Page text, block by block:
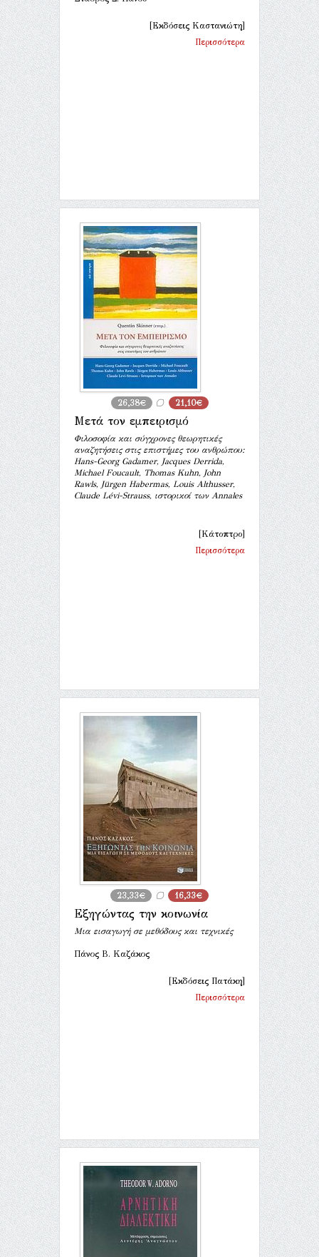
[Εκδόσεις Καστανιώτη]
Περισσότερα
26,38€ 21,10€
Μετά τον εμπειρισμό
Φιλοσοφία και σύγχρονες θεωρητικές
αναζητήσεις στις επιστήμες του ανθρώπου:
Hans-Georg Gadamer, Jacques Derrida,
Michael Foucault, Thomas Kuhn, John
Rawls, Jürgen Habermas, Louis Althusser,
Claude Lévi-Strauss, ιστορικοί των Annales
[Κάτοπτρο]
Περισσότερα
23,33€ 16,33€
Εξηγώντας την κοινωνία
Μια εισαγωγή σε μεθόδους και τεχνικές
Πάνος Β. Καζάκος
[Εκδόσεις Πατάκη]
Περισσότερα